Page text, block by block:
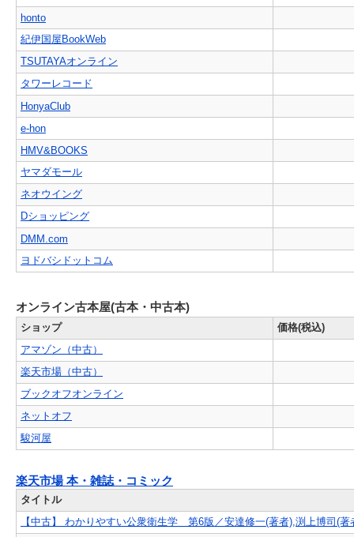
honto
紀伊国屋BookWeb
TSUTAYAオンライン
タワーレコード
HonyaClub
e-hon
HMV&BOOKS
ヤマダモール
ネオウイング
Dショッピング
DMM.com
ヨドバシドットコム
オンライン古本屋(古本・中古本)
ショップ
価格(税込)
アマゾン（中古）
楽天市場（中古）
ブックオフオンライン
ネットオフ
駿河屋
楽天市場 本・雑誌・コミック
タイトル
【中古】 わかりやすい公衆衛生学 第6版／安達修一(著者),渕上博司(著